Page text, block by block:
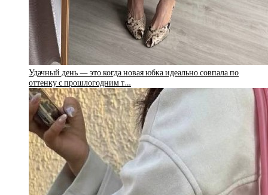
Удачный день — это когда новая юбка идеально совпала по
оттенку с прошлогодним т…